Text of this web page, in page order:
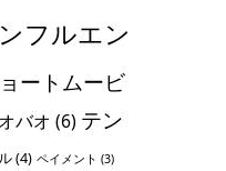
フルエン
ートムービ
バオ (6) テン
(4) ペイメント (3)